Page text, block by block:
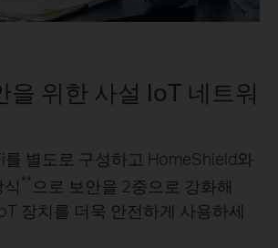
을 위한 사설 IoT 네트워
를 별도로 구성하고 HomeShield와
** 으로 보안을 2중으로 강화해
장치를 더욱 안전하게 사용하세